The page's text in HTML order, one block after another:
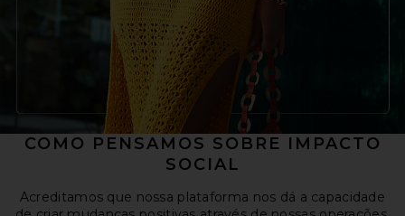
Para melhorar as ofertas de mercadorias do varejo
tradicional, construímos uma plataforma de tecnologia
proprietária e personalizada para gerenciar quase todos
os aspectos do nosso negócio, com foco particular no
desenvolvimento de algoritmos sofisticados e altamente
automatizados de gerenciamento de estoque,
precificação e previsão de tendências.. Nossa tecnologia
proprietária alavanca uma rede de dados abrangente que
abrange milhões de estilos, atributos e interações com
clientes, formando um ativo estratégico de centenas de
milhões de pontos de dados. Complementamos esses
esforços com uma organização construída desde o início
COMO PENSAMOS SOBRE IMPACTO
SOCIAL
Acreditamos que nossa plataforma nos dá a capacidade